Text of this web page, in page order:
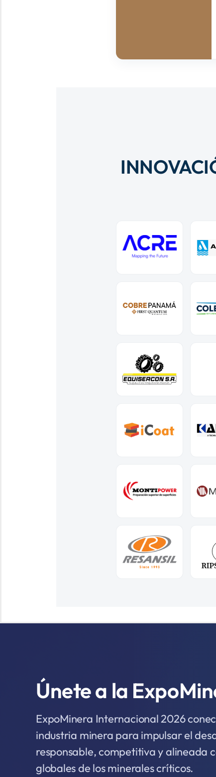
Únete a la
ExpoMinera Internacional 2026
industria minera para impulsar el
responsable, competitiva y alineada
globales de los minerales críticos.